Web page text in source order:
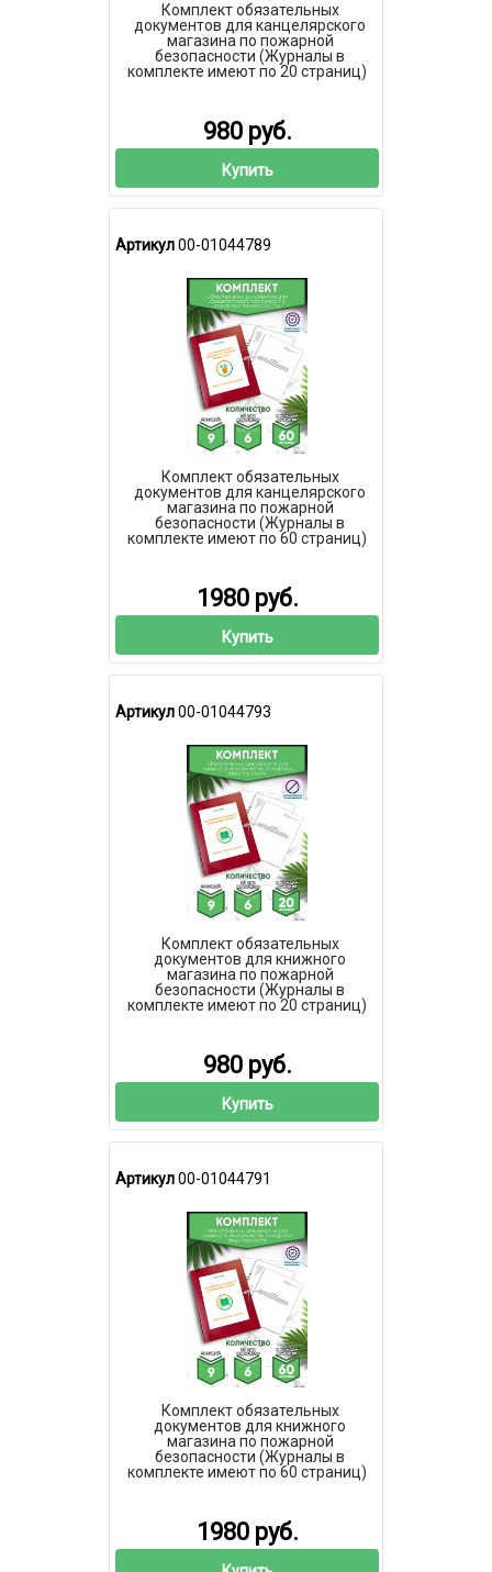
Комплект обязательных
документов для канцелярского
магазина по пожарной
безопасности (Журналы в
комплекте имеют по 20 страниц)
980 руб.
Купить
Артикул00-01044789
Комплект обязательных
документов для канцелярского
магазина по пожарной
безопасности (Журналы в
комплекте имеют по 60 страниц)
1980 руб.
Купить
Артикул00-01044793
Комплект обязательных
документов для книжного
магазина по пожарной
безопасности (Журналы в
комплекте имеют по 20 страниц)
980 руб.
Купить
Артикул00-01044791
Комплект обязательных
документов для книжного
магазина по пожарной
безопасности (Журналы в
комплекте имеют по 60 страниц)
1980 руб.